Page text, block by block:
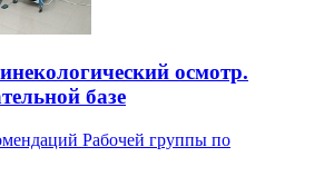
осмотр.
базе
Рабочей группы по